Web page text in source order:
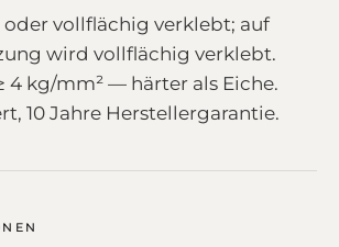
vollflächig verklebt; auf
wird vollflächig verklebt.
4 kg/mm² — härter als Eiche.
10 Jahre Herstellergarantie.